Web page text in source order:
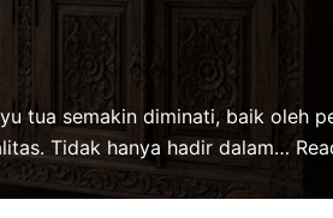
tua semakin diminati, baik oleh
Tidak hanya hadir dalam…